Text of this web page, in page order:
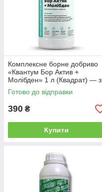
Комплексне борне добриво
«Квантум Бор Актив +
Молібден» 1 л (Квадрат) — з
молібденом та кобальтом для
бобових і олійних культур
Готово до відправки
390 ₴
Купити